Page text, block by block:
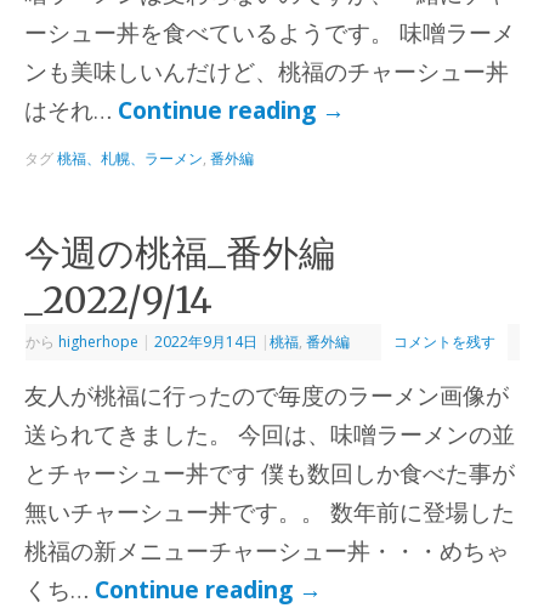
ーシュー丼を食べているようです。 味噌ラーメ
ンも美味しいんだけど、桃福のチャーシュー丼
はそれ… Continue reading →
タグ桃福、札幌、ラーメン,番外編
今週の桃福_番外編
_2022/9/14
から higherhope | 2022年9月14日 |桃福,番外編 コメントを残す
友人が桃福に行ったので毎度のラーメン画像が
送られてきました。 今回は、味噌ラーメンの並
とチャーシュー丼です 僕も数回しか食べた事が
無いチャーシュー丼です。。 数年前に登場した
桃福の新メニューチャーシュー丼・・・めちゃ
くち… Continue reading →